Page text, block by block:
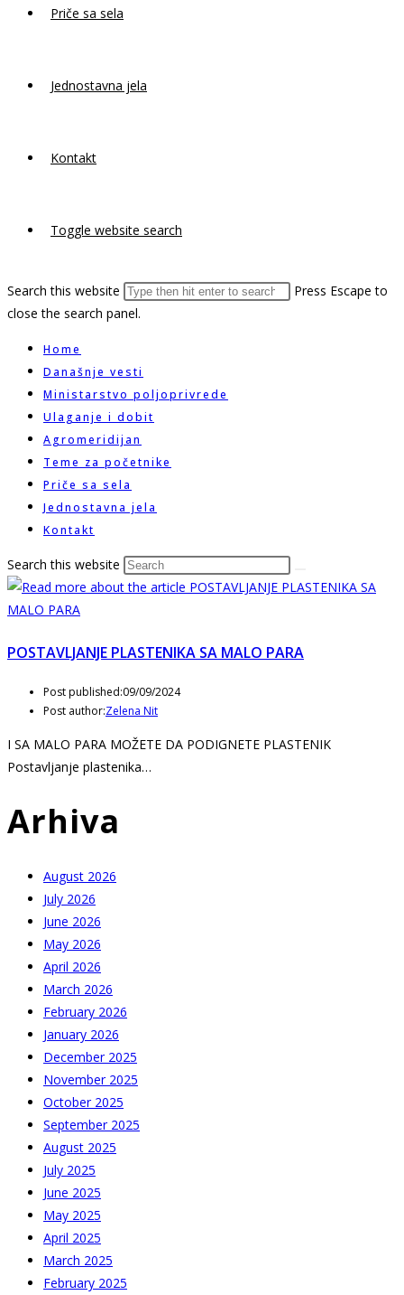
Priče sa sela
Jednostavna jela
Kontakt
Toggle website search
Search this website
Press Escape to
close the search panel.
Home
Današnje vesti
Ministarstvo poljoprivrede
Ulaganje i dobit
Agromeridijan
Teme za početnike
Priče sa sela
Jednostavna jela
Kontakt
Search this website
POSTAVLJANJE PLASTENIKA SA MALO PARA
Post published:09/09/2024
Post author:Zelena Nit
I SA MALO PARA MOŽETE DA PODIGNETE PLASTENIK
Postavljanje plastenika…
Arhiva
August 2026
July 2026
June 2026
May 2026
April 2026
March 2026
February 2026
January 2026
December 2025
November 2025
October 2025
September 2025
August 2025
July 2025
June 2025
May 2025
April 2025
March 2025
February 2025